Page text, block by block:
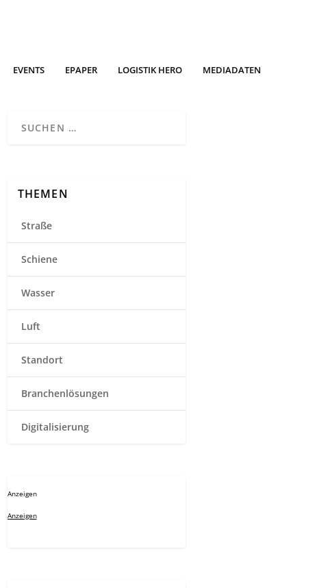
EVENTS EPAPER LOGISTIK HERO MEDIADATEN
THEMEN
Straße
Schiene
Wasser
Luft
Standort
Branchenlösungen
Digitalisierung
Anzeigen
Anzeigen